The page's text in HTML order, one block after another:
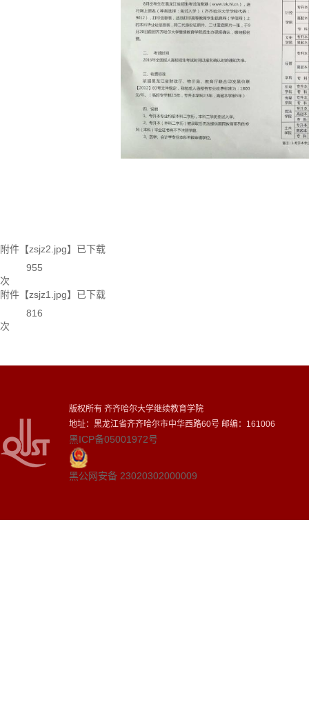
附件【zsjz2.jpg】已下载
955
次
附件【zsjz1.jpg】已下载
816
次
版权所有 齐齐哈尔大学继续教育学院
地址：黑龙江省齐齐哈尔市中华西路60号 邮编：161006
黑ICP备05001972号
黑公网安备 23020302000009